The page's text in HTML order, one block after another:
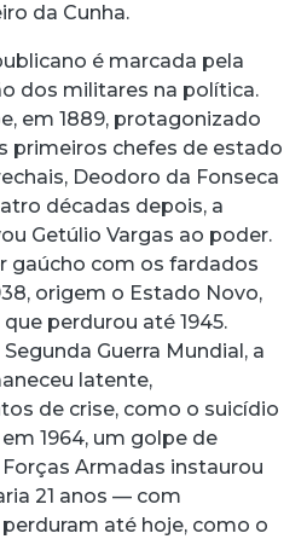
da Cunha.
é marcada pela
dos militares na política.
em 1889, protagonizado
primeiros chefes de estado
Deodoro da Fonseca
décadas depois, a
Getúlio Vargas ao poder.
gaúcho com os fardados
origem o Estado Novo,
perdurou até 1945.
Guerra Mundial, a
latente,
de crise, como o suicídio
1964, um golpe de
Armadas instaurou
21 anos — com
até hoje, como o